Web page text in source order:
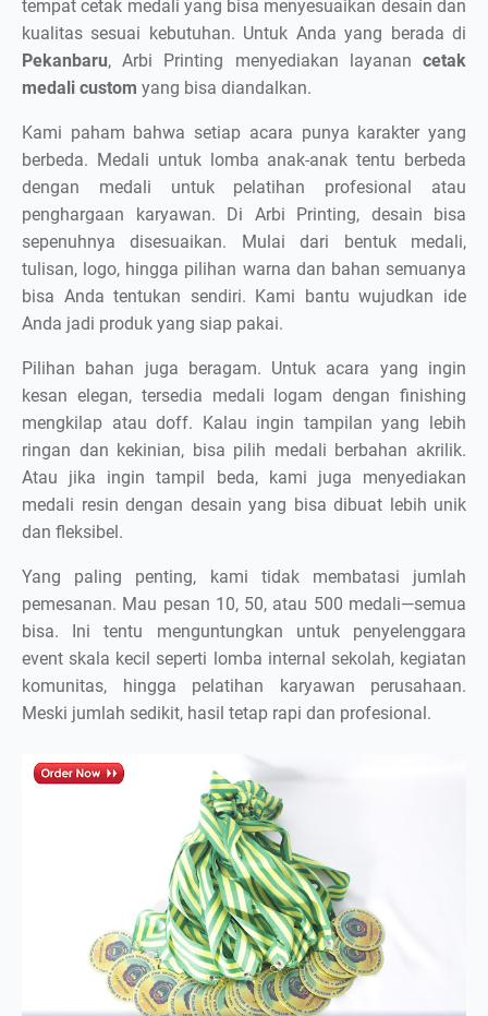
tempat cetak medali yang bisa menyesuaikan desain dan
kualitas sesuai kebutuhan. Untuk Anda yang berada di
Pekanbaru, Arbi Printing menyediakan layanan cetak
medali custom yang bisa diandalkan.
Kami paham bahwa setiap acara punya karakter yang
berbeda. Medali untuk lomba anak-anak tentu berbeda
dengan medali untuk pelatihan profesional atau
penghargaan karyawan. Di Arbi Printing, desain bisa
sepenuhnya disesuaikan. Mulai dari bentuk medali,
tulisan, logo, hingga pilihan warna dan bahan semuanya
bisa Anda tentukan sendiri. Kami bantu wujudkan ide
Anda jadi produk yang siap pakai.
Pilihan bahan juga beragam. Untuk acara yang ingin
kesan elegan, tersedia medali logam dengan finishing
mengkilap atau doff. Kalau ingin tampilan yang lebih
ringan dan kekinian, bisa pilih medali berbahan akrilik.
Atau jika ingin tampil beda, kami juga menyediakan
medali resin dengan desain yang bisa dibuat lebih unik
dan fleksibel.
Yang paling penting, kami tidak membatasi jumlah
pemesanan. Mau pesan 10, 50, atau 500 medali—semua
bisa. Ini tentu menguntungkan untuk penyelenggara
event skala kecil seperti lomba internal sekolah, kegiatan
komunitas, hingga pelatihan karyawan perusahaan.
Meski jumlah sedikit, hasil tetap rapi dan profesional.